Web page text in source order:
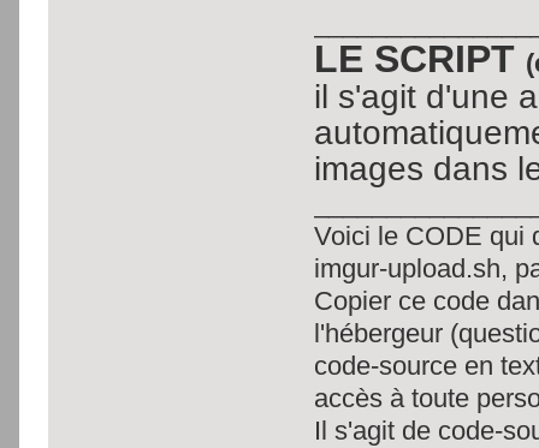
LE SCRIPT
il s'agit d'une
images dans
Voici le CODE qui
imgur-upload.sh,
Copier ce code
l'hébergeur
code-source en
accès à toute
Il s'agit de code-